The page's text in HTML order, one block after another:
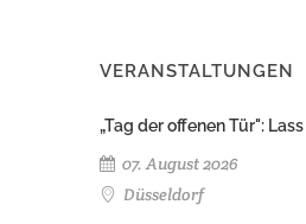
VERANSTALTUNGEN
„Tag der offenen Tür":
07. August 2026
Düsseldorf